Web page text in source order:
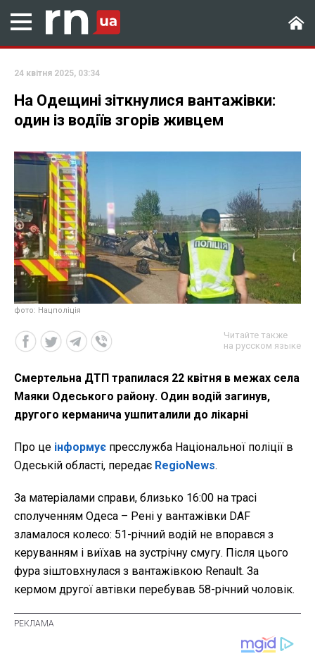
24 квітня 2025, 03:34
На Одещині зіткнулися вантажівки:
один із водіїв згорів живцем
фото: Нацполіція
Читайте также
на русском языке
Смертельна ДТП трапилася 22 квітня в межах села
Маяки Одеського району. Один водій загинув,
другого керманича ушпиталили до лікарні
Про це інформує пресслужба Національної поліції в
Одеській області, передає RegioNews.
За матеріалами справи, близько 16:00 на трасі
сполученням Одеса – Рені у вантажівки DAF
зламалося колесо: 51-річний водій не впорався з
керуванням і виїхав на зустрічну смугу. Після цього
фура зіштовхнулася з вантажівкою Renault. За
кермом другої автівки перебував 58-річний чоловік.